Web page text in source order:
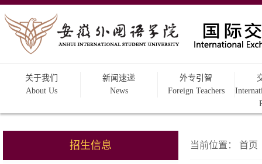
关于我们
About Us
新闻速递
News
外专引智
Foreign Teachers
招生信息 当前位置： 首页